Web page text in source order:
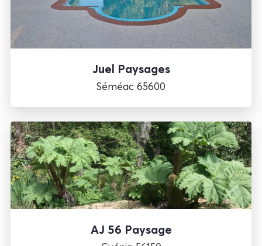
Juel Paysages
Séméac 65600
AJ 56 Paysage